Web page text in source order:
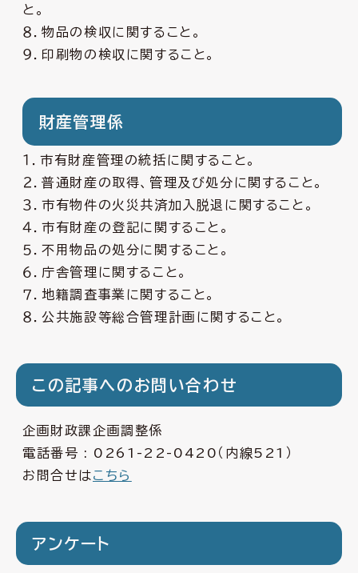
と。
８．物品の検収に関すること。
９．印刷物の検収に関すること。
財産管理係
１．市有財産管理の統括に関すること。
２．普通財産の取得、管理及び処分に関すること。
３．市有物件の火災共済加入脱退に関すること。
４．市有財産の登記に関すること。
５．不用物品の処分に関すること。
６．庁舎管理に関すること。
７．地籍調査事業に関すること。
８．公共施設等総合管理計画に関すること。
この記事へのお問い合わせ
企画財政課企画調整係
電話番号 : 0261-22-0420 （内線521）
お問合せはこちら
アンケート